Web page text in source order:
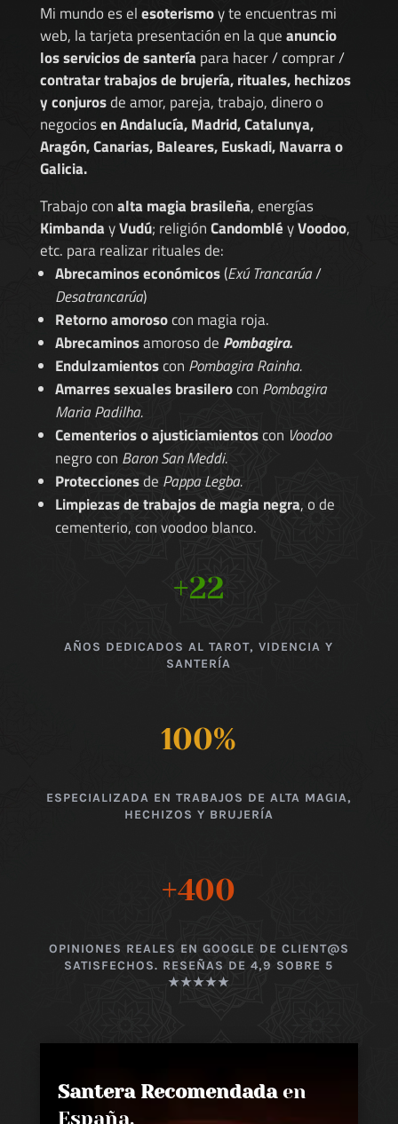
Mi mundo es elesoterismoy te encuentras mi
web, la tarjeta presentación en la queanuncio
los servicios de santería para hacer / comprar /
contratar trabajos de brujería, rituales, hechizos
y conjurosde amor, pareja, trabajo, dinero o
negociosen Andalucía, Madrid, Catalunya,
Aragón, Canarias, Baleares, Euskadi, Navarra o
Galicia.
Trabajo conalta magia brasileña, energías
KimbandayVudú; religiónCandombléyVoodoo,
etc. para realizar rituales de:
Abrecaminos económicos(Exú Trancarúa/
Desatrancarúa)
Retorno amorosocon magia roja.
Abrecaminosamoroso de Pombagira.
Endulzamientoscon Pombagira Rainha.
Amarres sexuales brasilerocon Pombagira
Maria Padilha.
Cementerios o ajusticiamientoscon Voodoo
negro con Baron San Meddi.
Proteccionesde Pappa Legba.
Limpiezas de trabajos de magia negra, o de
cementerio, con voodoo blanco.
+22
AÑOS DEDICADOS AL TAROT, VIDENCIA Y
SANTERÍA
100%
ESPECIALIZADA EN TRABAJOS DE ALTA MAGIA,
HECHIZOS Y BRUJERÍA
+400
OPINIONES REALES EN GOOGLE DE CLIENT@S
SATISFECHOS. RESEÑAS DE 4,9 SOBRE 5
★★★★★
Santera Recomendadaen
España,